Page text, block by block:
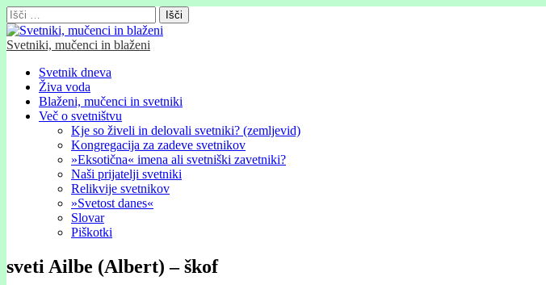
Išči:
Svetniki, mučenci in blaženi
Glavni
meni
Skip
content
Svetnik dneva
Živa voda
Blaženi, mučenci in svetniki
Več o svetništvu
Kje so živeli in delovali svetniki? (zemljevid)
Kongregacija za zadeve svetnikov
»Eksotična« imena ali svetniški zavetniki?
Naši prijatelji svetniki
Relikvije svetnikov
»Svetost danes«
Slovar
Piškotki
sveti Ailbe (Albert) – škof